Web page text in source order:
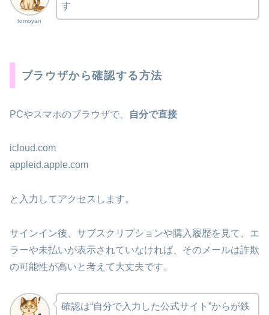
tomoyan
す
ブラウザから確認する方法
PCやスマホのブラウザで、 自分で直接
icloud.com
appleid.apple.com
と入力してアクセスします。
サインイン後、サブスクリプションや購入履歴を見て、エ
ラーや未払いが表示されていなければ、そのメールは詐欺
の可能性が高いと考えて大丈夫です。
確認は“自分で入力した公式サイト”からが鉄